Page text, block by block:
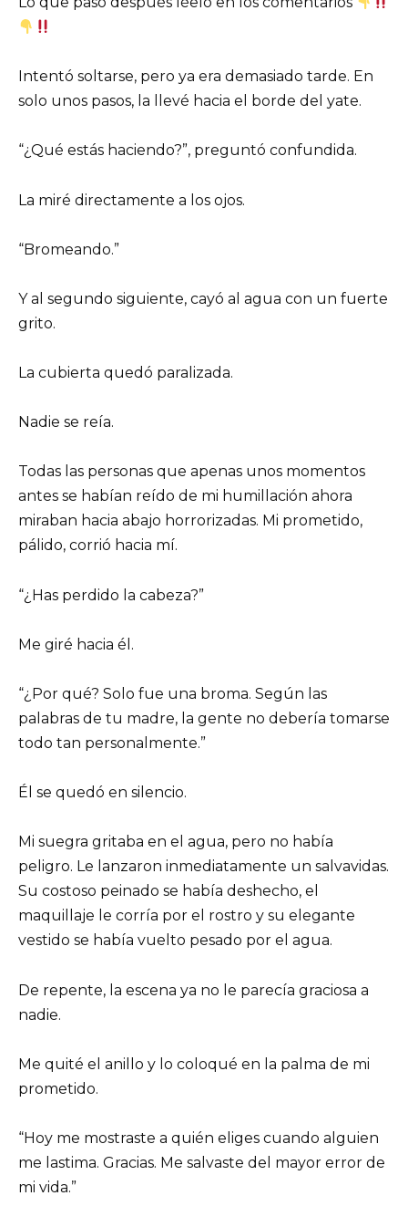
Intentó soltarse, pero ya era demasiado tarde. En
solo unos pasos, la llevé hacia el borde del yate.
“¿Qué estás haciendo?”, preguntó confundida.
La miré directamente a los ojos.
“Bromeando.”
Y al segundo siguiente, cayó al agua con un fuerte
grito.
La cubierta quedó paralizada.
Nadie se reía.
Todas las personas que apenas unos momentos
antes se habían reído de mi humillación ahora
miraban hacia abajo horrorizadas. Mi prometido,
pálido, corrió hacia mí.
“¿Has perdido la cabeza?”
Me giré hacia él.
“¿Por qué? Solo fue una broma. Según las
palabras de tu madre, la gente no debería tomarse
todo tan personalmente.”
Él se quedó en silencio.
Mi suegra gritaba en el agua, pero no había
peligro. Le lanzaron inmediatamente un salvavidas.
Su costoso peinado se había deshecho, el
maquillaje le corría por el rostro y su elegante
vestido se había vuelto pesado por el agua.
De repente, la escena ya no le parecía graciosa a
nadie.
Me quité el anillo y lo coloqué en la palma de mi
prometido.
“Hoy me mostraste a quién eliges cuando alguien
me lastima. Gracias. Me salvaste del mayor error de
mi vida.”